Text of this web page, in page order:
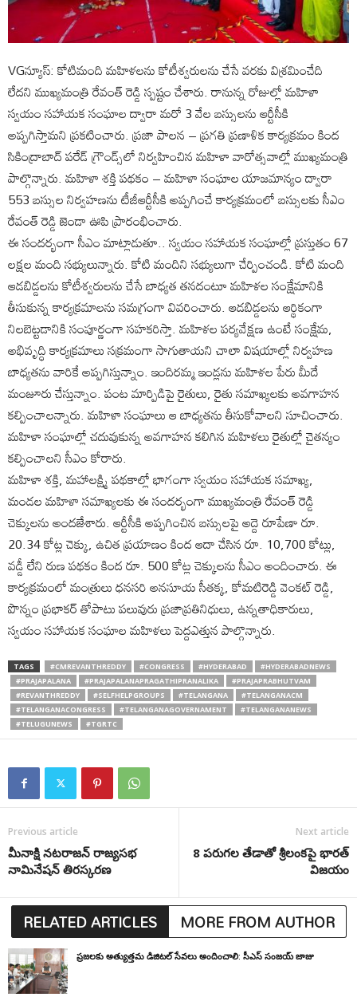
VGన్యూస్: కోటిమంది మహిళలను కోటీశ్వరులను చేసే వరకు విశ్రమించేది
లేదని ముఖ్యమంత్రి రేవంత్ రెడ్డి స్పష్టం చేశారు. రానున్న రోజుల్లో మహిళా
స్వయం సహాయక సంఘాల ద్వారా మరో 3 వేల బస్సులను ఆర్టీసీకి
అప్పగిస్తామని ప్రకటించారు. ప్రజా పాలన – ప్రగతి ప్రణాళిక కార్యక్రమం కింద
సికింద్రాబాద్ పరేడ్ గ్రౌండ్స్‌లో నిర్వహించిన మహిళా వారోత్సవాల్లో ముఖ్యమంత్రి
పాల్గొన్నారు. మహిళా శక్తి పథకం – మహిళా సంఘాల యాజమాన్యం ద్వారా
553 బస్సుల నిర్వహణను టీజీఆర్టీసీకి అప్పగించే కార్యక్రమంలో బస్సులకు సీఎం
రేవంత్ రెడ్డి జెండా ఊపి ప్రారంభించారు.
ఈ సందర్భంగా సీఎం మాట్లాడుతూ.. స్వయం సహాయక సంఘాల్లో ప్రస్తుతం 67
లక్షల మంది సభ్యులున్నారు. కోటి మందిని సభ్యులుగా చేర్పించండి. కోటి మంది
ఆడబిడ్డలను కోటీశ్వరులను చేసే బాధ్యత తనదంటూ మహిళల సంక్షేమానికి
తీసుకున్న కార్యక్రమాలను సమగ్రంగా వివరించారు. ఆడబిడ్డలను ఆర్థికంగా
నిలబెట్టడానికి సంపూర్ణంగా సహకరిస్తా. మహిళల పర్యవేక్షణ ఉంటే సంక్షేమ,
అభివృద్ధి కార్యక్రమాలు సక్రమంగా సాగుతాయని చాలా విషయాల్లో నిర్వహణ
బాధ్యతను వారికే అప్పగిస్తున్నాం. ఇందిరమ్మ ఇండ్లను మహిళల పేరు మీదే
మంజూరు చేస్తున్నాం. పంట మార్పిడిపై రైతులు, రైతు సమాఖ్యలకు అవగాహన
కల్పించాలన్నారు. మహిళా సంఘాలు ఆ బాధ్యతను తీసుకోవాలని సూచించారు.
మహిళా సంఘాల్లో చదువుకున్న అవగాహన కలిగిన మహిళలు రైతుల్లో చైతన్యం
కల్పించాలని సీఎం కోరారు.
మహిళా శక్తి, మహాలక్ష్మి పథకాల్లో భాగంగా స్వయం సహాయక సమాఖ్య,
మండల మహిళా సమాఖ్యలకు ఈ సందర్భంగా ముఖ్యమంత్రి రేవంత్ రెడ్డి
చెక్కులను అందజేశారు. ఆర్టీసీకి అప్పగించిన బస్సులపై అద్దె రూపేణా రూ.
20.34 కోట్ల చెక్కు, ఉచిత ప్రయాణం కింద ఆదా చేసిన రూ. 10,700 కోట్లు,
వడ్డీ లేని రుణ పథకం కింద రూ. 500 కోట్ల చెక్కులను సీఎం అందించారు. ఈ
కార్యక్రమంలో మంత్రులు ధనసరి అనసూయ సీతక్క, కోమటిరెడ్డి వెంకట్ రెడ్డి,
పొన్నం ప్రభాకర్ తోపాటు పలువురు ప్రజాప్రతినిధులు, ఉన్నతాధికారులు,
స్వయం సహాయక సంఘాల మహిళలు పెద్దఎత్తున పాల్గొన్నారు.
TAGS #CMREVANTHREDDY #CONGRESS #HYDERABAD
#HYDERABADNEWS
#PRAJAPALANA
#PRAJAPALANAPRAGATHIPRANALIKA
#PRAJAPRABHUTVAM
#REVANTHREDDY
#SELFHELPGROUPS #TELANGANA
#TELANGANACM
#TELANGANACONGRESS
#TELANGANAGOVERNAMENT
#TELANGANANEWS
#TELUGUNEWS
#TGRTC
Previous article
మీనాక్షి నటరాజన్ రాజ్యసభ
నామినేషన్ తిరస్కరణ
Next article
8 పరుగల తేడాతో శ్రీలంకపై భారత్
విజయం
RELATED ARTICLES MORE FROM AUTHOR
ప్రజలకు అత్యుత్తమ డిజిటల్ సేవలు అందించాలి: సీఎస్ సంజయ్ జాజు